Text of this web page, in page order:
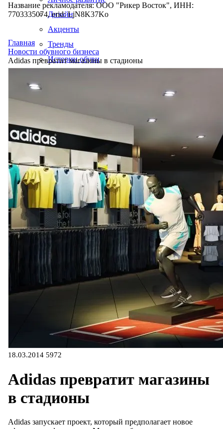
Дизайн
Акценты
Тренды
Истории обуви
Название рекламодателя: ООО "Рикер Восток", ИНН:
7703335074, erid: LjN8K37Ko
Главная
Новости обувного бизнеса
Adidas превратит магазины в стадионы
18.03.2014 5972
Adidas превратит магазины
в стадионы
Adidas запускает проект, который предполагает новое